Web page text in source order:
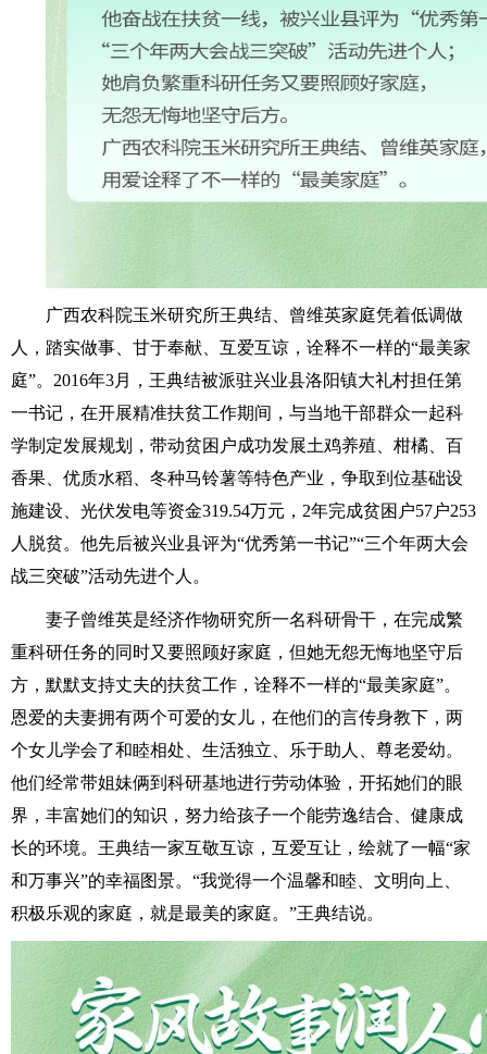
广西农科院玉米研究所王典结、曾维英家庭凭着低调做
人，踏实做事、甘于奉献、互爱互谅，诠释不一样的“最美家
庭”。2016年3月，王典结被派驻兴业县洛阳镇大礼村担任第
一书记，在开展精准扶贫工作期间，与当地干部群众一起科
学制定发展规划，带动贫困户成功发展土鸡养殖、柑橘、百
香果、优质水稻、冬种马铃薯等特色产业，争取到位基础设
施建设、光伏发电等资金319.54万元，2年完成贫困户57户253
人脱贫。他先后被兴业县评为“优秀第一书记”“三个年两大会
战三突破”活动先进个人。
妻子曾维英是经济作物研究所一名科研骨干，在完成繁
重科研任务的同时又要照顾好家庭，但她无怨无悔地坚守后
方，默默支持丈夫的扶贫工作，诠释不一样的“最美家庭”。
恩爱的夫妻拥有两个可爱的女儿，在他们的言传身教下，两
个女儿学会了和睦相处、生活独立、乐于助人、尊老爱幼。
他们经常带姐妹俩到科研基地进行劳动体验，开拓她们的眼
界，丰富她们的知识，努力给孩子一个能劳逸结合、健康成
长的环境。王典结一家互敬互谅，互爱互让，绘就了一幅“家
和万事兴”的幸福图景。“我觉得一个温馨和睦、文明向上、
积极乐观的家庭，就是最美的家庭。”王典结说。